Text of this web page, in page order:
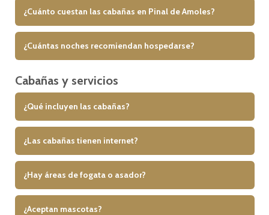
¿Cuánto cuestan las cabañas en Pinal de Amoles?
¿Cuántas noches recomiendan hospedarse?
Cabañas y servicios
¿Qué incluyen las cabañas?
¿Las cabañas tienen internet?
¿Hay áreas de fogata o asador?
¿Aceptan mascotas?